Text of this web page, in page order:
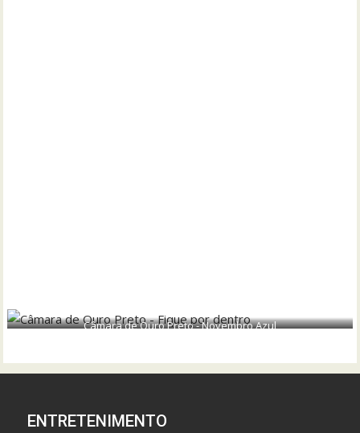
Câmara de Ouro Preto - Novembro Azul
ENTRETENIMENTO